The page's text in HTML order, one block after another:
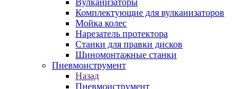
Вулканизаторы
Комплектующие для вулканизаторов
Мойка колес
Нарезатель протектора
Станки для правки дисков
Шиномонтажные станки
Пневмоиструмент
Назад
Пневмоиструмент